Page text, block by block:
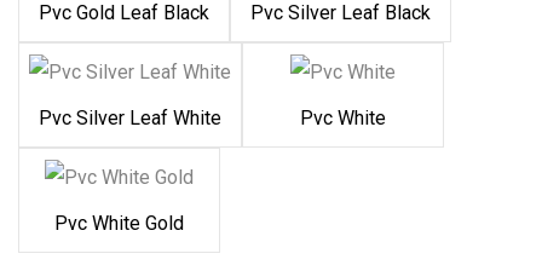
Pvc Gold Leaf Black Pvc Silver Leaf Black
Pvc Silver Leaf White Pvc White
Pvc White Gold